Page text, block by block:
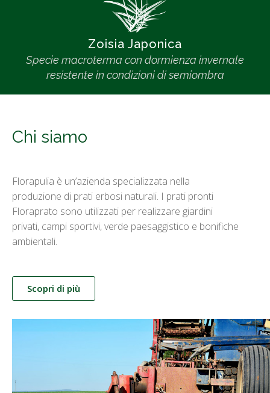
Zoisia Japonica
Specie macroterma con dormienza invernale
resistente in condizioni di semiombra
Chi siamo
Florapulia è un’azienda specializzata nella
produzione di prati erbosi naturali. I prati pronti
Floraprato sono utilizzati per realizzare giardini
privati, campi sportivi, verde paesaggistico e bonifiche
ambientali.
Scopri di più